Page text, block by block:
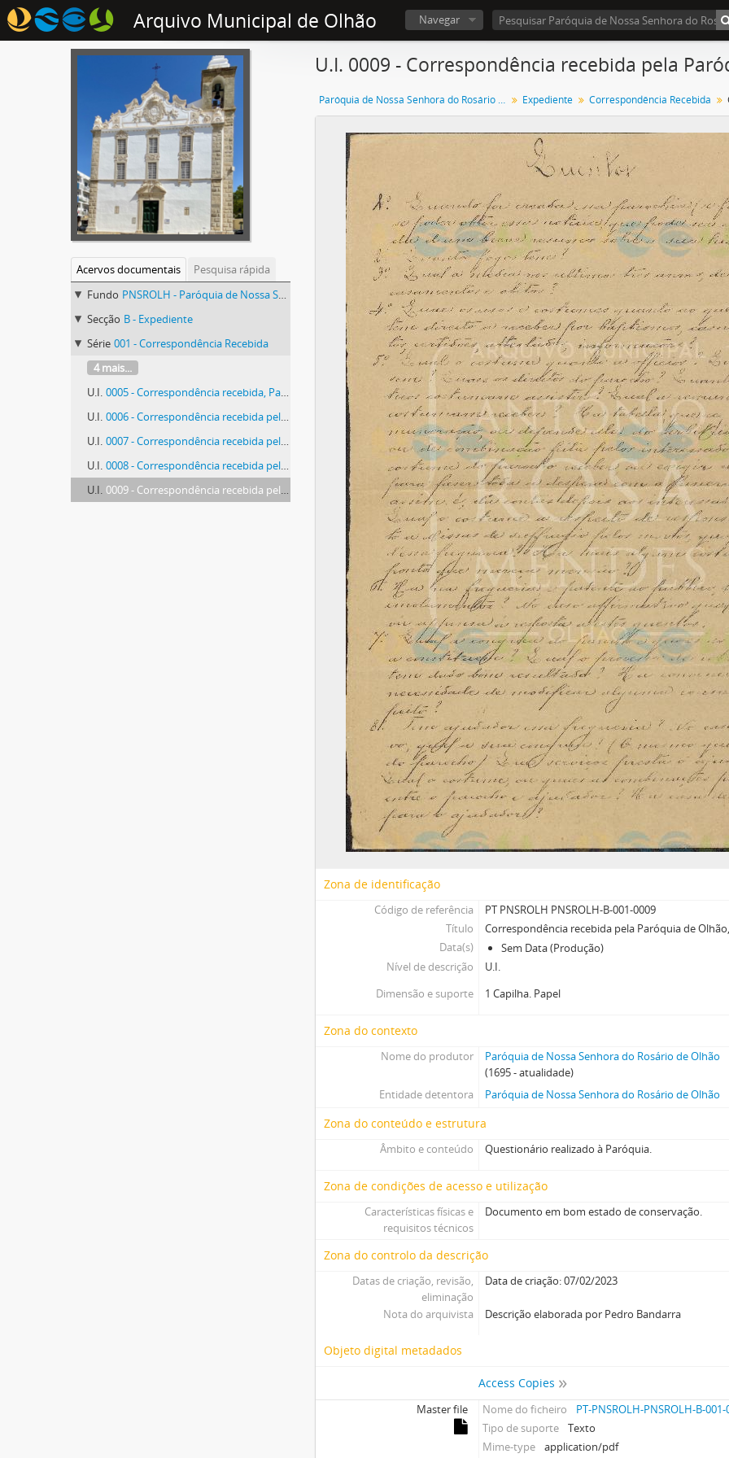
Arquivo Municipal de Olhão Navegar
Acervos documentais
Pesquisa rápida
Fundo PNSROLH - Paróquia de Nossa Senhora do Rosário de Olhão
Secção B - Expediente
Série 001 - Correspondência Recebida
4 mais...
U.I. 0005 - Correspondência recebida, Paróquia de Olhão, 1960-1964
U.I. 0006 - Correspondência recebida pela Paróquia de Olhão, 1983
U.I. 0007 - Correspondência recebida pela Paróquia de Olhão, 1899
U.I. 0008 - Correspondência recebida pela Paróquia de Olhão, S.D.
U.I. 0009 - Correspondência recebida pela Paróquia de Olhão, S.D.
U.I. 0009 - Correspondência recebida pela
Paróquia de Nossa Senhora do Rosário de Olhão Expediente Correspondência Recebida
Zona de identificação
Código de referência
PT PNSROLH PNSROLH-B-001-0009
Título
Correspondência recebida pela Paróquia de
Data(s)
Sem Data (Produção)
Nível de descrição
U.I.
Dimensão e suporte
1 Capilha. Papel
Zona do contexto
Nome do produtor
Paróquia de Nossa Senhora do Rosário de Olhão
(1695 - atualidade)
Entidade detentora
Paróquia de Nossa Senhora do Rosário de Olhão
Zona do conteúdo e estrutura
Âmbito e conteúdo Questionário realizado à Paróquia.
Zona de condições de acesso e utilização
Características físicas e
requisitos técnicos
Documento em bom estado de conservação.
Zona do controlo da descrição
Datas de criação, revisão,
eliminação
Data de criação: 07/02/2023
Nota do arquivista Descrição elaborada por Pedro Bandarra
Objeto digital metadados
Access Copies
Master file Nome do ficheiro
PT-PNSROLH-PNSROLH-B-
Tipo de suporte
Texto
Mime-type
application/pdf